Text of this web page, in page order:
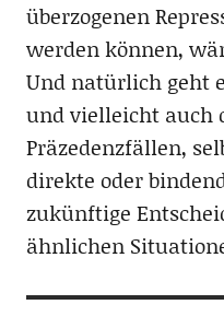
überzogenen
werden können,
Und natürlich geht
und vielleicht auch
Präzedenzfällen,
direkte oder
zukünftige
ähnlichen